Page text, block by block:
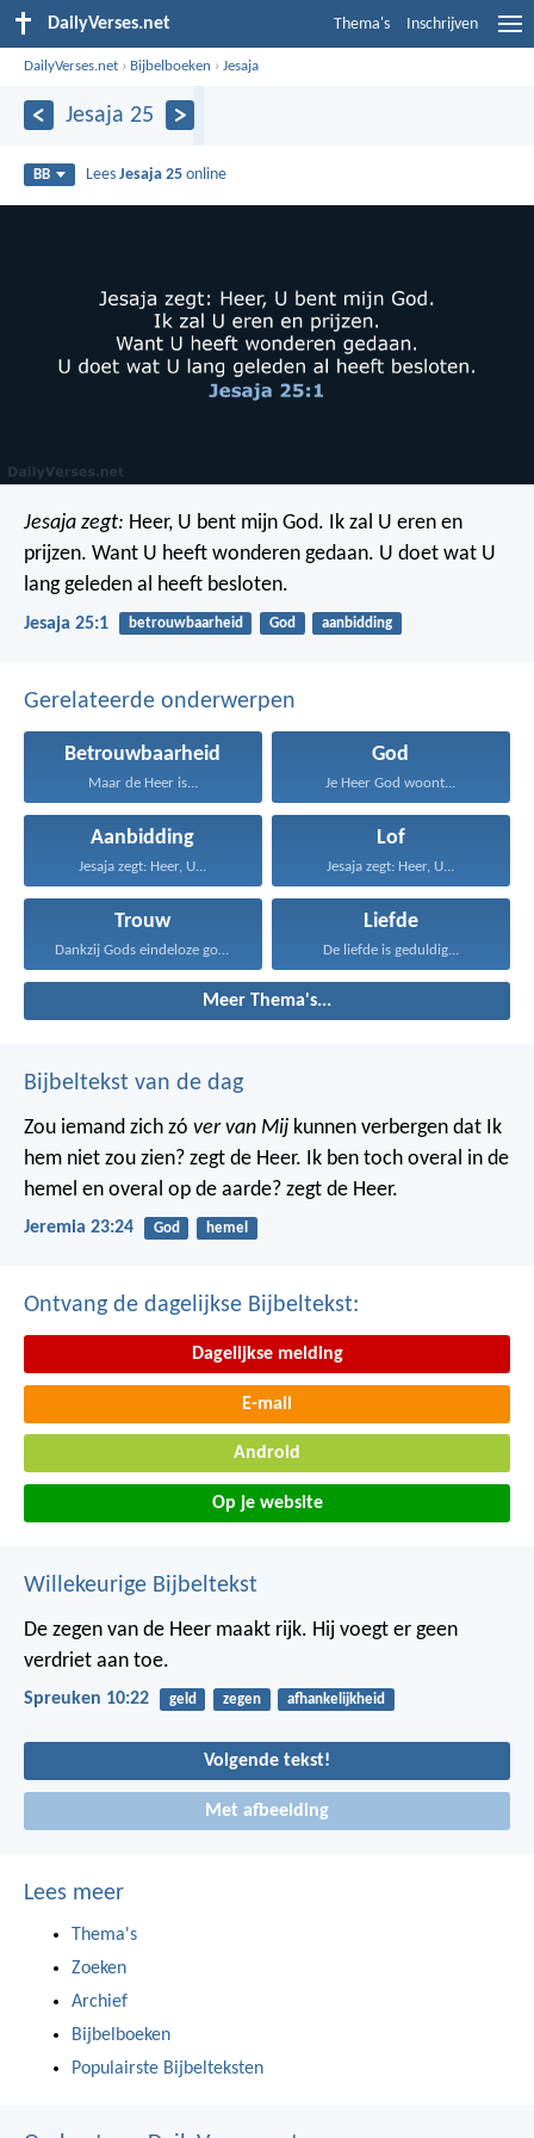
DailyVerses.net Thema's Inschrijven
DailyVerses.net › Bijbelboeken ›Jesaja
Jesaja 25
BB LeesJesaja 25 online
Jesaja zegt: Heer, U bent mijn God. Ik zal U eren en
prijzen. Want U heeft wonderen gedaan. U doet wat U
lang geleden al heeft besloten.
Jesaja 25:1 betrouwbaarheid God aanbidding
Gerelateerde onderwerpen
Betrouwbaarheid
Maar de Heer is...
God
Je Heer God woont...
Aanbidding
Jesaja zegt: Heer, U...
Lof
Jesaja zegt: Heer, U...
Trouw
Dankzij Gods eindeloze goedheid...
Liefde
De liefde is geduldig...
Meer Thema's...
Bijbeltekst van de dag
Zou iemand zich zó ver van Mij kunnen verbergen dat Ik
hem niet zou zien? zegt de Heer. Ik ben toch overal in de
hemel en overal op de aarde? zegt de Heer.
Jeremia 23:24 God hemel
Ontvang de dagelijkse Bijbeltekst:
Dagelijkse melding
E-mail
Android
Op je website
Willekeurige Bijbeltekst
De zegen van de Heer maakt rijk. Hij voegt er geen
verdriet aan toe.
Spreuken 10:22 geld zegen afhankelijkheid
Volgende tekst!
Met afbeelding
Lees meer
Thema's
Zoeken
Archief
Bijbelboeken
Populairste Bijbelteksten